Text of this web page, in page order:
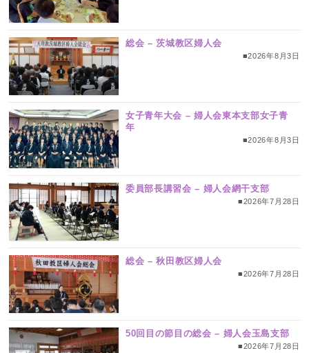
総会 – 茨城教区婦人会
■2026年8月3日
女子青年大会 – 婦人会東本支部女子青
年
■2026年8月3日
委員部長講習会 – 婦人会網干支部
■2026年7月28日
総会 – 秋田教区婦人会
■2026年7月28日
50回目の節目の総会 – 婦人会玉島支部
■2026年7月28日